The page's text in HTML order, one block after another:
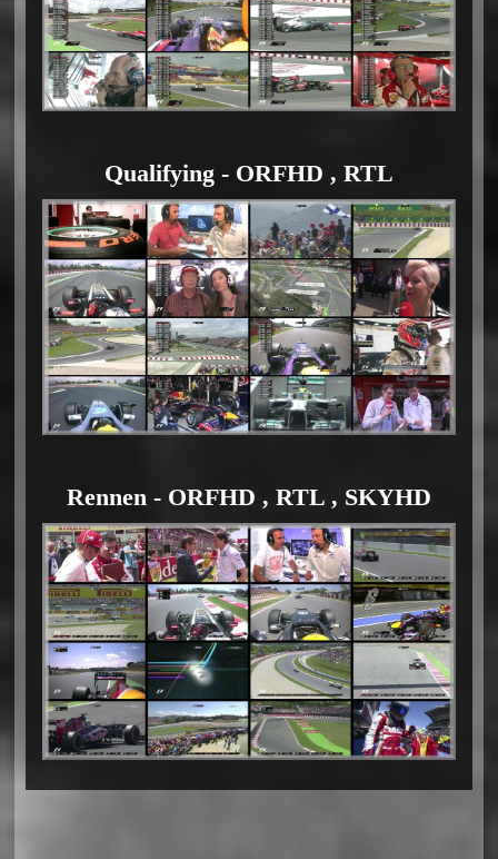
Qualifying - ORFHD , RTL
Rennen - ORFHD , RTL , SKYHD